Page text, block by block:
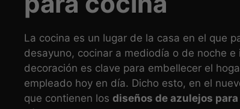
La cocina es un lugar de la casa en el que
desayuno, cocinar a mediodía o de noche
decoración es clave para embellecer el
empleado hoy en día. Dicho esto, en el
que contienen los diseños de azulejos